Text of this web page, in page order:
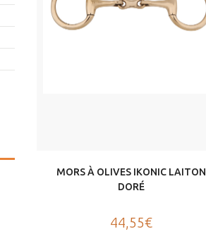
MORS À OLIVES IKONIC LAITON
DORÉ
44,55€